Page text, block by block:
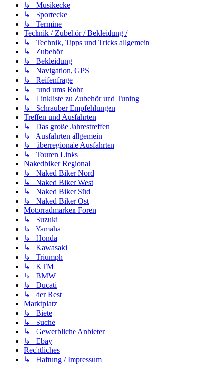
↳ Musikecke
↳ Sportecke
↳ Termine
Technik / Zubehör / Bekleidung /
↳ Technik, Tipps und Tricks allgemein
↳ Zubehör
↳ Bekleidung
↳ Navigation, GPS
↳ Reifenfrage
↳ rund ums Rohr
↳ Linkliste zu Zubehör und Tuning
↳ Schrauber Empfehlungen
Treffen und Ausfahrten
↳ Das große Jahrestreffen
↳ Ausfahrten allgemein
↳ überregionale Ausfahrten
↳ Touren Links
Nakedbiker Regional
↳ Naked Biker Nord
↳ Naked Biker West
↳ Naked Biker Süd
↳ Naked Biker Ost
Motorradmarken Foren
↳ Suzuki
↳ Yamaha
↳ Honda
↳ Kawasaki
↳ Triumph
↳ KTM
↳ BMW
↳ Ducati
↳ der Rest
Marktplatz
↳ Biete
↳ Suche
↳ Gewerbliche Anbieter
↳ Ebay
Rechtliches
↳ Haftung / Impressum